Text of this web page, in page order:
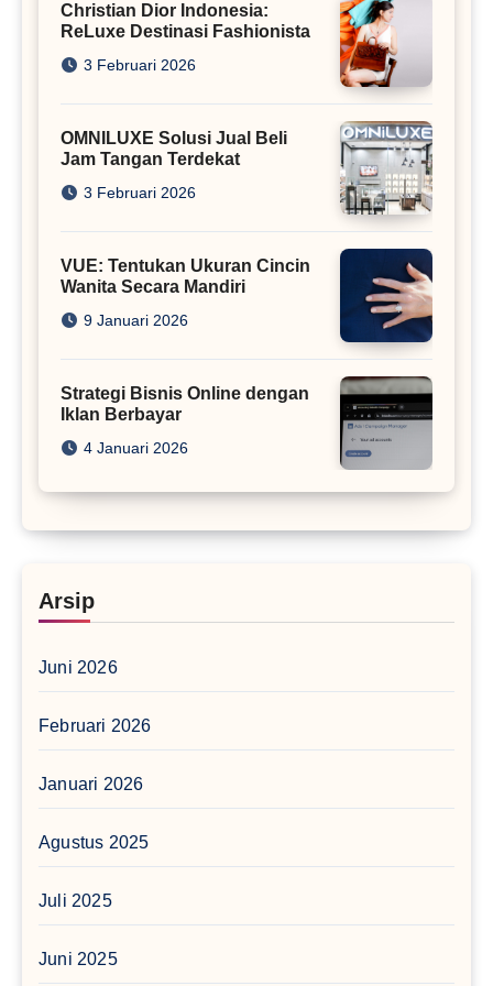
Christian Dior Indonesia:
ReLuxe Destinasi Fashionista
3 Februari 2026
OMNILUXE Solusi Jual Beli
Jam Tangan Terdekat
3 Februari 2026
VUE: Tentukan Ukuran Cincin
Wanita Secara Mandiri
9 Januari 2026
Strategi Bisnis Online dengan
Iklan Berbayar
4 Januari 2026
Arsip
Juni 2026
Februari 2026
Januari 2026
Agustus 2025
Juli 2025
Juni 2025